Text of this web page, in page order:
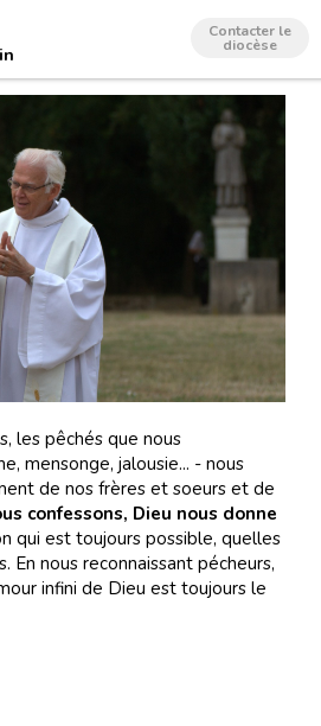
Contacter le
diocèse
les pêchés que nous
mensonge, jalousie... - nous
de nos frères et soeurs et de
confessons, Dieu nous donne
qui est toujours possible, quelles
En nous reconnaissant pécheurs,
infini de Dieu est toujours le